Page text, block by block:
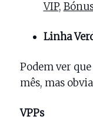
VIP,
Linha
Podem ver
mês, mas
VPPs